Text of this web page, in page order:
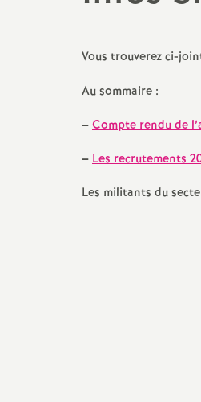
Vous trouverez ci-
Au sommaire :
–Compte rendu de
–Les recrutements
Les militants du